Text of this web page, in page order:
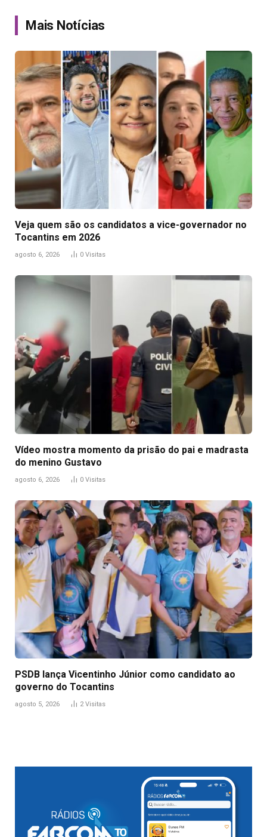
Mais Notícias
Veja quem são os candidatos a vice-governador no
Tocantins em 2026
agosto 6, 2026 0 Visitas
Vídeo mostra momento da prisão do pai e madrasta
do menino Gustavo
agosto 6, 2026 0 Visitas
PSDB lança Vicentinho Júnior como candidato ao
governo do Tocantins
agosto 5, 2026 2Visitas